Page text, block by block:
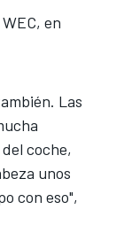
en
Las
del coche,
unos
con eso",